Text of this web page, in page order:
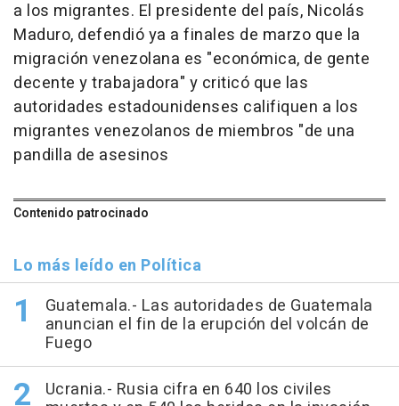
a los migrantes. El presidente del país, Nicolás
Maduro, defendió ya a finales de marzo que la
migración venezolana es "económica, de gente
decente y trabajadora" y criticó que las
autoridades estadounidenses califiquen a los
migrantes venezolanos de miembros "de una
pandilla de asesinos
Contenido patrocinado
Lo más leído en Política
Guatemala.- Las autoridades de Guatemala
anuncian el fin de la erupción del volcán de
Fuego
Ucrania.- Rusia cifra en 640 los civiles